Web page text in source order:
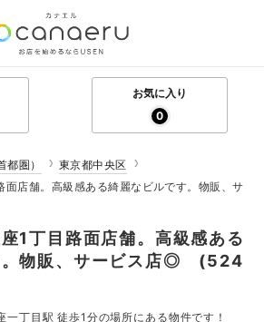
お気に入り
0
都圏）
東京都中央区
面店舗。高級感ある綺麗なビルです。物販、サ
座1丁目路面店舗。高級感ある
。物販、サービス店◎ (524
一丁目駅 徒歩1分の場所にある物件です！